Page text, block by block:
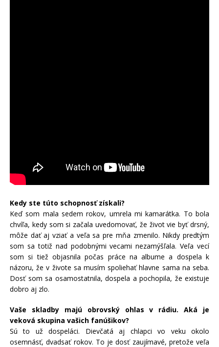
Kedy ste túto schopnosť získali?
Keď som mala sedem rokov, umrela mi kamarátka. To bola
chvíľa, kedy som si začala uvedomovať, že život vie byť drsný,
môže dať aj vziať a veľa sa pre mňa zmenilo. Nikdy predtým
som sa totiž nad podobnými vecami nezamýšľala. Veľa vecí
som si tiež objasnila počas práce na albume a dospela k
názoru, že v živote sa musím spoliehať hlavne sama na seba.
Dosť som sa osamostatnila, dospela a pochopila, že existuje
dobro aj zlo.
Vaše skladby majú obrovský ohlas v rádiu. Aká je
veková skupina vašich fanúšikov?
Sú to už dospeláci. Dievčatá aj chlapci vo veku okolo
osemnásť, dvadsať rokov. To je dosť zaujímavé, pretože veľa